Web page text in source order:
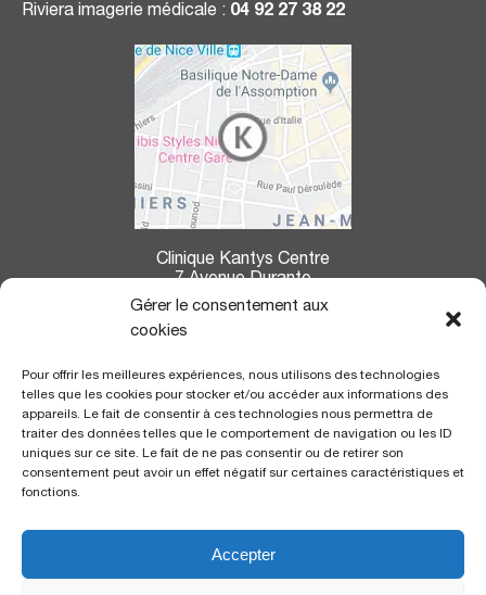
Gérer le consentement aux
cookies
Pour offrir les meilleures expériences, nous utilisons des technologies
telles que les cookies pour stocker et/ou accéder aux informations des
appareils. Le fait de consentir à ces technologies nous permettra de
traiter des données telles que le comportement de navigation ou les ID
uniques sur ce site. Le fait de ne pas consentir ou de retirer son
consentement peut avoir un effet négatif sur certaines caractéristiques et
fonctions.
Accepter
Riviera imagerie médicale : 04 92 27 38 22
Clinique Kantys Centre
7 Avenue Durante
06004 Nice
7,2 kms de l’aéroport
de Nice Côte d’Azur
350 m de la gareSNCF «Thiers»
700 m de la ligne du Tramway, arrêt «gare Thiers»
CERTIFICATION